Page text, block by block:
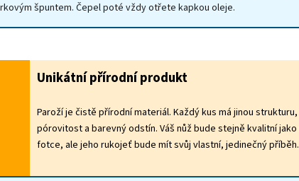
špuntem. Čepel poté vždy otřete kapkou oleje.
Unikátní přírodní produkt
Paroží je čistě přírodní materiál. Každý kus má jinou strukturu,
pórovitost a barevný odstín. Váš nůž bude stejně kvalitní jako
fotce, ale jeho rukojeť bude mít svůj vlastní, jedinečný příběh.